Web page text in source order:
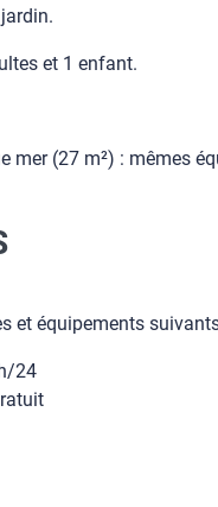
et 1 enfant.
mer (27 m²) : mêmes
et équipements
24